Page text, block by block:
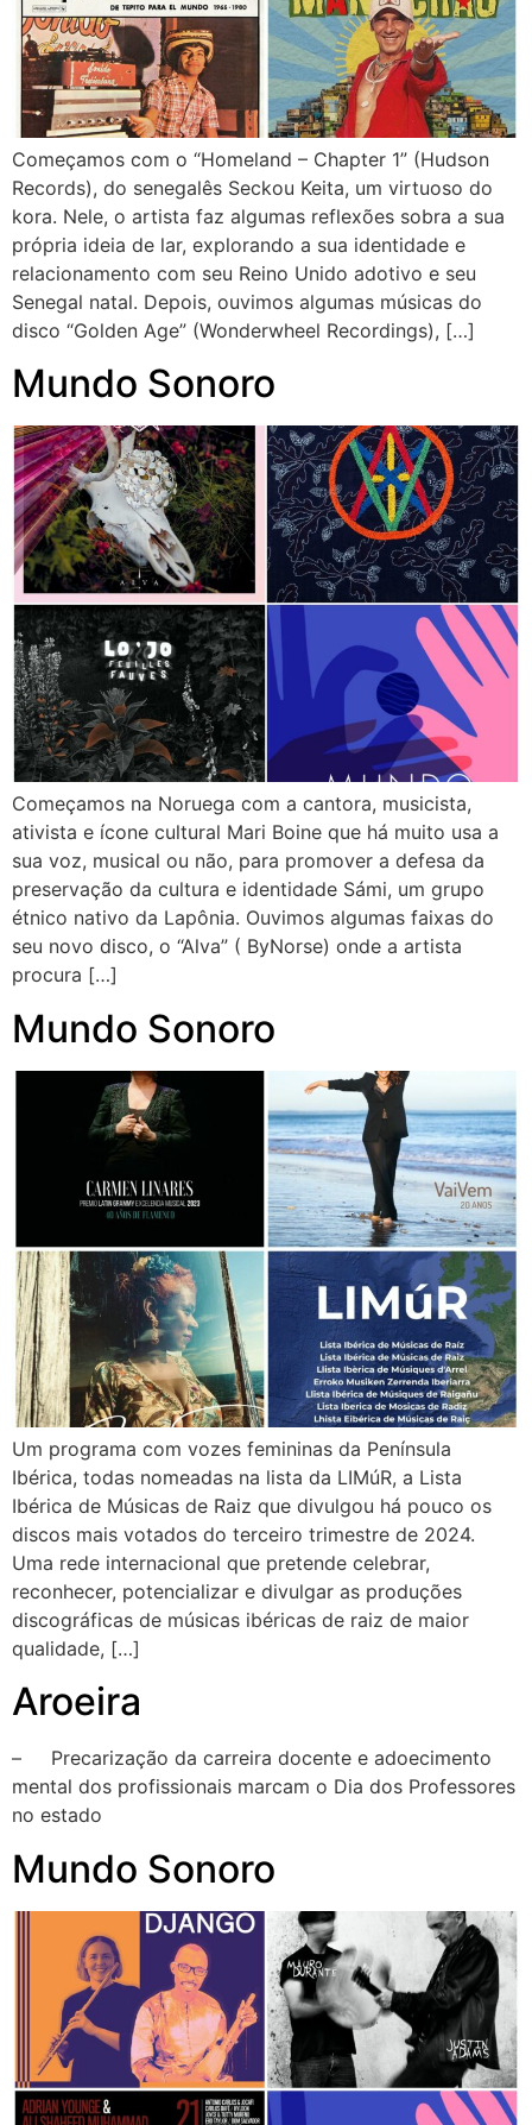
Começamos com o “Homeland – Chapter 1” (Hudson
Records), do senegalês Seckou Keita, um virtuoso do
kora. Nele, o artista faz algumas reflexões sobra a sua
própria ideia de lar, explorando a sua identidade e
relacionamento com seu Reino Unido adotivo e seu
Senegal natal. Depois, ouvimos algumas músicas do
disco “Golden Age” (Wonderwheel Recordings), […]
Mundo Sonoro
Começamos na Noruega com a cantora, musicista,
ativista e ícone cultural Mari Boine que há muito usa a
sua voz, musical ou não, para promover a defesa da
preservação da cultura e identidade Sámi, um grupo
étnico nativo da Lapônia. Ouvimos algumas faixas do
seu novo disco, o “Alva” ( ByNorse) onde a artista
procura […]
Mundo Sonoro
Um programa com vozes femininas da Península
Ibérica, todas nomeadas na lista da LIMúR, a Lista
Ibérica de Músicas de Raiz que divulgou há pouco os
discos mais votados do terceiro trimestre de 2024.
Uma rede internacional que pretende celebrar,
reconhecer, potencializar e divulgar as produções
discográficas de músicas ibéricas de raiz de maior
qualidade, […]
Aroeira
– Precarização da carreira docente e adoecimento
mental dos profissionais marcam o Dia dos Professores
no estado
Mundo Sonoro